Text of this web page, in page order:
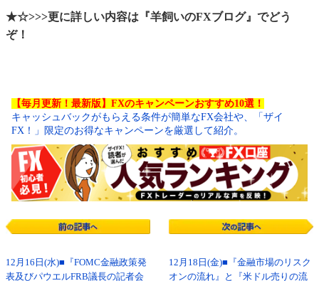
★☆>>>更に詳しい内容は『羊飼いのFXブログ』でどう
ぞ！
【毎月更新！最新版】FXのキャンペーンおすすめ10選！
キャッシュバックがもらえる条件が簡単なFX会社や、「ザイ
FX！」限定のお得なキャンペーンを厳選して紹介。
12月16日(水)■『FOMC金融政策発
表及びパウエルFRB議長の記者会
12月18日(金)■『金融市場のリスク
オンの流れ』と『米ドル売りの流